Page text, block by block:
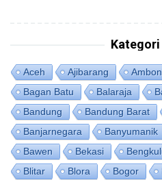
Aceh Ajibarang Ambon
Bagan Batu
Balaraja
Bandung
Bandung Barat
Banjarnegara
Banyumanik
Bawen
Bekasi
Blitar
Blora Bogor